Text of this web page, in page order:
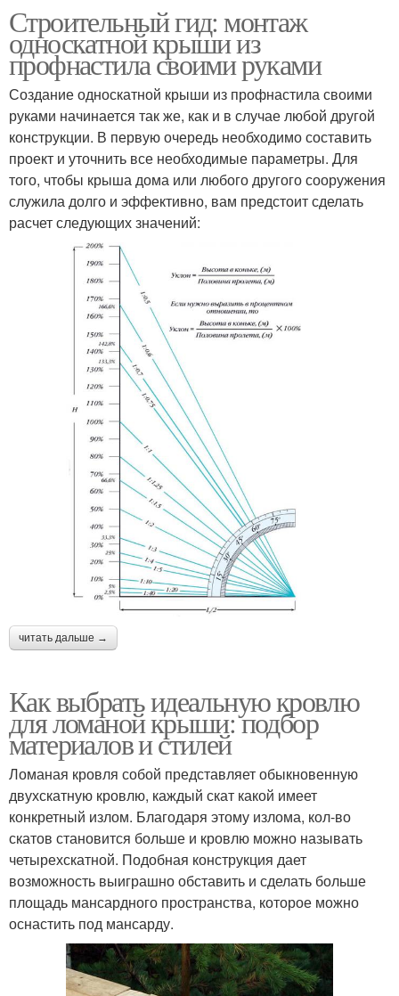
Строительный гид: монтаж
односкатной крыши из
профнастила своими руками
Создание односкатной крыши из профнастила своими
руками начинается так же, как и в случае любой другой
конструкции. В первую очередь необходимо составить
проект и уточнить все необходимые параметры. Для
того, чтобы крыша дома или любого другого сооружения
служила долго и эффективно, вам предстоит сделать
расчет следующих значений:
читать дальше →
Как выбрать идеальную кровлю
для ломаной крыши: подбор
материалов и стилей
Ломаная кровля собой представляет обыкновенную
двухскатную кровлю, каждый скат какой имеет
конкретный излом. Благодаря этому излома, кол-во
скатов становится больше и кровлю можно называть
четырехскатной. Подобная конструкция дает
возможность выиграшно обставить и сделать больше
площадь мансардного пространства, которое можно
оснастить под мансарду.